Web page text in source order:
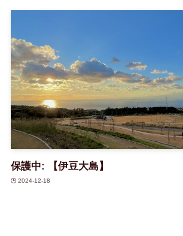
保護中: 【伊豆大島】
2024-12-18